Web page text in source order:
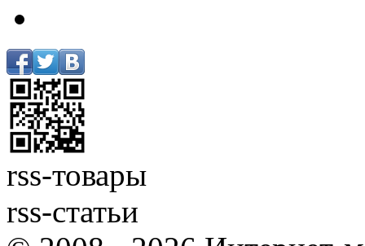
rss-товары
rss-статьи